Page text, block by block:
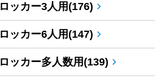
ロッカー3人用(176)
ロッカー6人用(147)
ロッカー多人数用(139)